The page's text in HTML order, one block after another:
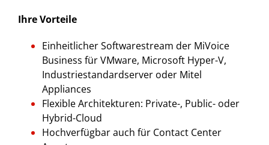
Ihre Vorteile
Einheitlicher Softwarestream der MiVoice
Business für VMware, Microsoft Hyper-V,
Industriestandardserver oder Mitel
Appliances
Flexible Architekturen: Private-, Public- oder
Hybrid-Cloud
Hochverfügbar auch für Contact Center